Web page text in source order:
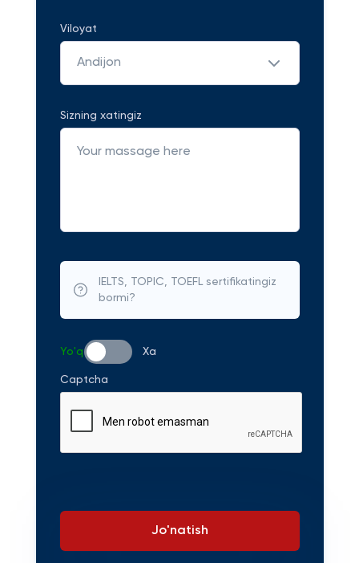
Viloyat
Andijon
Sizning xatingiz
IELTS, TOPIC, TOEFL sertifikatingiz
bormi?
Yo'q Xa
Captcha
Jo'natish